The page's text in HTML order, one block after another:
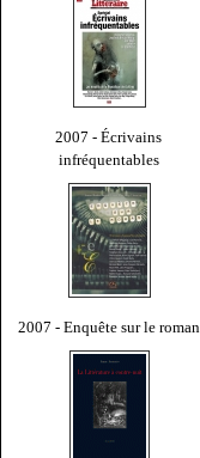
2007 - Écrivains
infréquentables
2007 - Enquête sur le roman